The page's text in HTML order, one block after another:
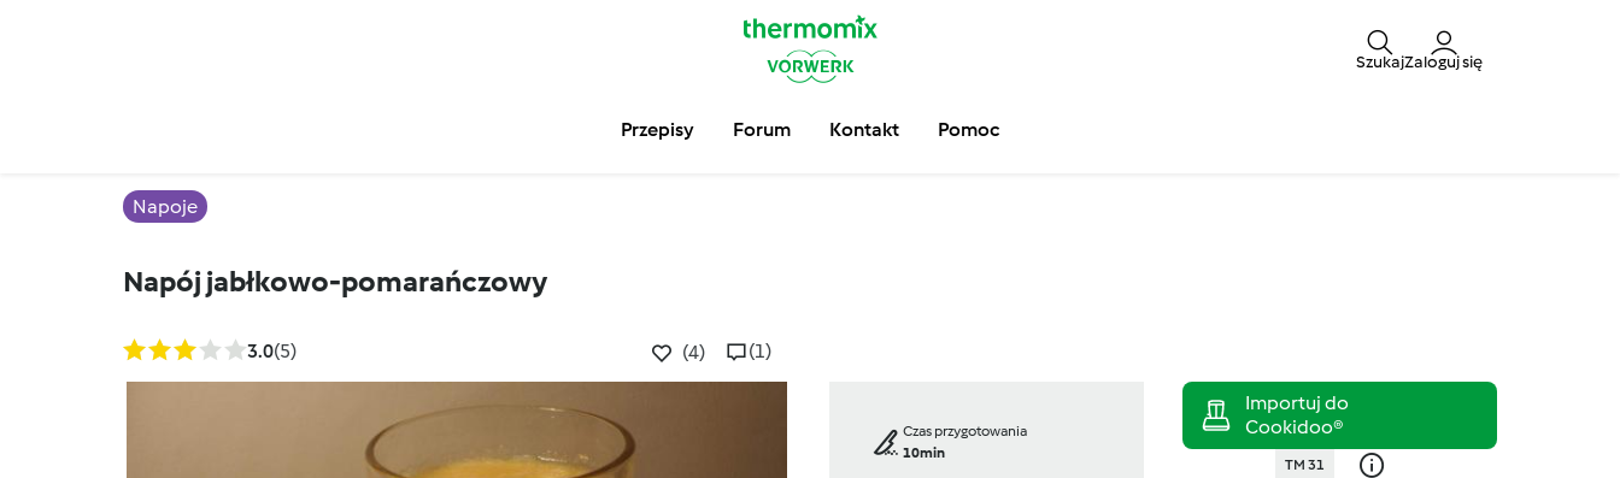
SzukajZaloguj się
Przepisy Forum Kontakt Pomoc
Napoje
Napój jabłkowo-pomarańczowy
3.0(5) (4) (1)
Czas przygotowania
10min
TM 31